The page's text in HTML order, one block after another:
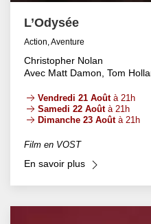
L’Odysée
Action, Aventure
Christopher Nolan
Avec Matt Damon, Tom
Vendredi 21 Aoûtà 21h
Samedi 22 Aoûtà 21h
Dimanche 23 Aoûtà 21h
Film en VOST
En savoir plus